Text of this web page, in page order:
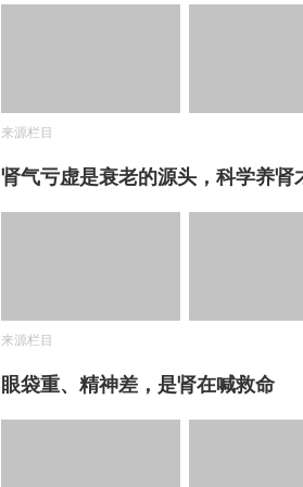
来源栏目
肾气亏虚是衰老的源头，科学养肾
来源栏目
眼袋重、精神差，是肾在喊救命